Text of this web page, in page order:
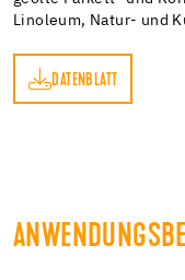
Linoleum, Natur- und
DATENBLATT